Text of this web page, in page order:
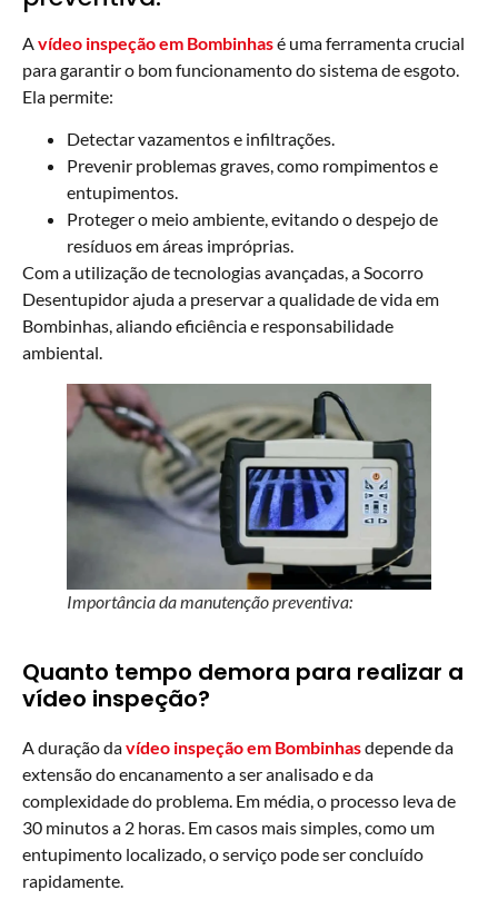
Avídeo inspeção em Bombinhasé uma ferramenta crucial
para garantir o bom funcionamento do sistema de esgoto.
Ela permite:
Detectar vazamentos e infiltrações.
Prevenir problemas graves, como rompimentos e
entupimentos.
Proteger o meio ambiente, evitando o despejo de
resíduos em áreas impróprias.
Com a utilização de tecnologias avançadas, a Socorro
Desentupidor ajuda a preservar a qualidade de vida em
Bombinhas, aliando eficiência e responsabilidade
ambiental.
Importância da manutenção preventiva:
Quanto tempo demora para realizar a
vídeo inspeção?
A duração davídeo inspeção em Bombinhasdepende da
extensão do encanamento a ser analisado e da
complexidade do problema. Em média, o processo leva de
30 minutos a 2 horas. Em casos mais simples, como um
entupimento localizado, o serviço pode ser concluído
rapidamente.